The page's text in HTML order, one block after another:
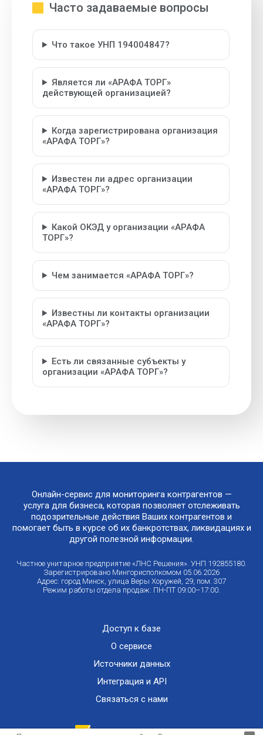
Часто задаваемые вопросы
Что такое УНП 194004847?
Является ли «АРАФА ТОРГ»
действующей организацией?
Когда зарегистрирована организация
«АРАФА ТОРГ»?
Известен ли адрес организации
«АРАФА ТОРГ»?
Какой ОКЭД у организации «АРАФА
ТОРГ»?
Чем занимается «АРАФА ТОРГ»?
Известны ли контакты организации
«АРАФА ТОРГ»?
Есть ли связанные субъекты у
организации «АРАФА ТОРГ»?
Онлайн-сервис для мониторинга контрагентов —
услуга для бизнеса, которая позволяет отслеживать
подозрительные действия Ваших контрагентов и
помогает быть в курсе об их банкротствах, ликвидациях и
другой полезной информации.
Частное унитарное предприятие «ЛНС Решения». УНП 192855180.
Зарегистрировано Мингорисполкомом 05.06.2026
Адрес: город Минск, улица Веры Хоружей, 29, пом. 307
Режим работы отдела продаж: ПН-ПТ 09:00–17:00.
Доступ к базе
О сервисе
Источники данных
Интеграция и API
Связаться с нами